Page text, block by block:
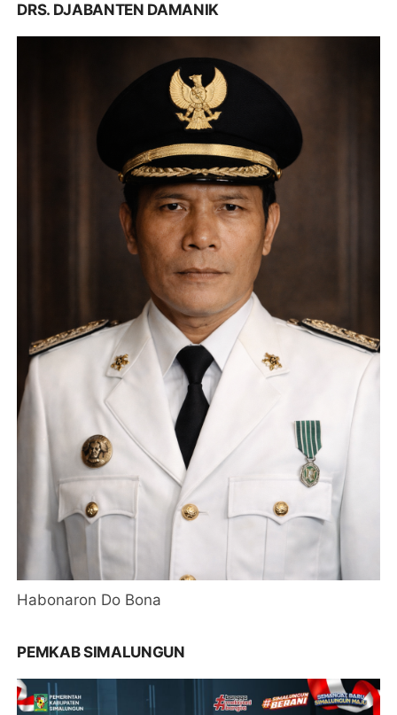
DRS. DJABANTEN DAMANIK
Habonaron Do Bona
PEMKAB SIMALUNGUN